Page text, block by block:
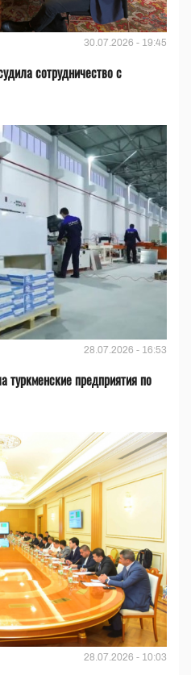
30.07.2026 - 19:45
сотрудничество с
28.07.2026 - 16:53
туркменские предприятия по
28.07.2026 - 10:03